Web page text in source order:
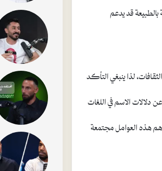
قد يدعم
لذا ينبغي التأكد
الاسم في اللغات
هذه العوامل مجتمعة